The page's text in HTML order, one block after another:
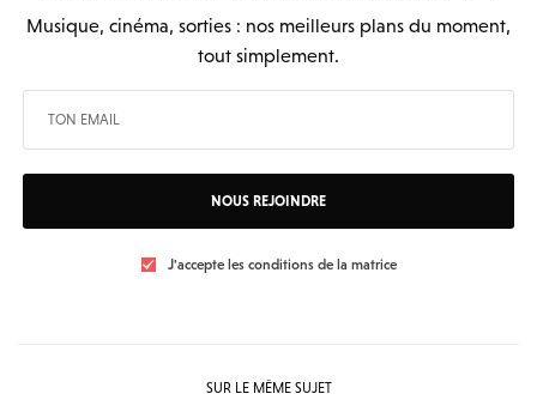
Musique, cinéma, sorties : nos meilleurs plans du moment,
tout simplement.
NOUS REJOINDRE
J'accepte les conditions de la matrice
SUR LE MÊME SUJET